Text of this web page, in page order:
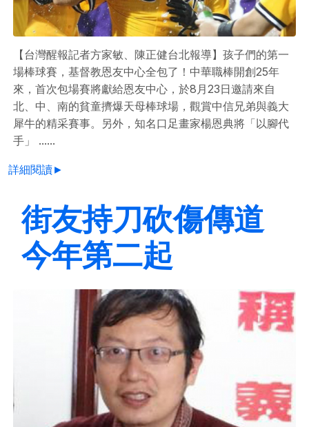
【台灣醒報記者方家敏、陳正健台北報導】孩子們的第一
場棒球賽，基督教恩友中心全包了！中華職棒開創25年
來，首次包場賽將獻給恩友中心，於8月23日邀請來自
北、中、南的貧童擠爆天母棒球場，觀賞中信兄弟與義大
犀牛的精采賽事。另外，知名口足畫家楊恩典將「以腳代
手」 ......
詳細閱讀►
街友持刀砍傷傳道
今年第二起